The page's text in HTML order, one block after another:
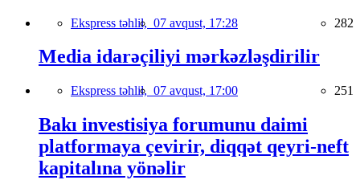
Ekspress təhlil, 07 avqust, 17:28 282
Media idarəçiliyi mərkəzləşdirilir
Ekspress təhlil, 07 avqust, 17:00 251
Bakı investisiya forumunu daimi
platformaya çevirir, diqqət qeyri-neft
kapitalına yönəlir